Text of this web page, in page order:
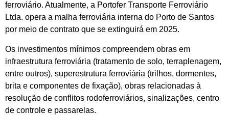
ferroviário. Atualmente, a Portofer Transporte Ferroviário
Ltda. opera a malha ferroviária interna do Porto de Santos
por meio de contrato que se extinguirá em 2025.
Os investimentos mínimos compreendem obras em
infraestrutura ferroviária (tratamento de solo, terraplenagem,
entre outros), superestrutura ferroviária (trilhos, dormentes,
brita e componentes de fixação), obras relacionadas à
resolução de conflitos rodoferroviários, sinalizações, centro
de controle e passarelas.